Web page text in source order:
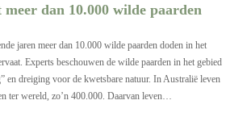
dan 10.000 wilde paarden
jaren meer dan 10.000 wilde paarden doden in het
Experts beschouwen de wilde paarden in het gebied
en dreiging voor de kwetsbare natuur. In Australië leven
ter wereld, zo’n 400.000. Daarvan leven…